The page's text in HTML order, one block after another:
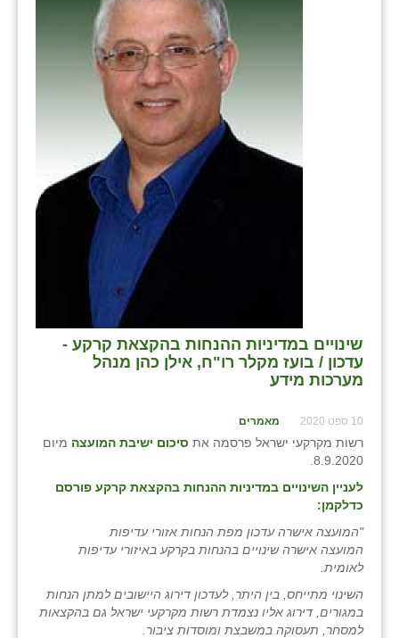
שינויים במדיניות ההנחות בהקצאת קרקע -
עדכון / בועז מקלר רו"ח, אילן כהן מנהל
מערכות מידע
10 ספט 2020 מאמרים
רשות מקרקעי ישראל פרסמה את סיכום ישיבת המועצה מיום
8.9.2020.
לעניין השינויים במדיניות ההנחות בהקצאת קרקע פורסם
כדלקמן:
"המועצה אישרה עדכון מפת הנחות אזורי עדיפות
המועצה אישרה שינויים בהנחות בקרקע באיזורי עדיפות
לאומית.
השינוי מתייחס, בין היתר, לעדכון דירוג היישובים למתן הנחות
במגורים, דירוג אליו נצמדת רשות מקרקעי ישראל גם בהקצאות
למסחר, תעסוקה במשבצת ומוסדות ציבור.